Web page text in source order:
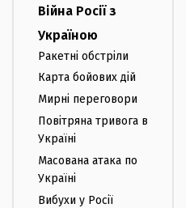
Війна Росії з
Україною
Ракетні обстріли
Карта бойових дій
Мирні переговори
Повітряна тривога в
Україні
Масована атака по
Україні
Вибухи у Росії